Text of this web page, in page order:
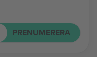
PRENUMERERA